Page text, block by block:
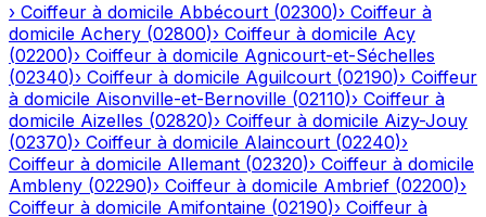
› Coiffeur à domicile Abbécourt (02300)› Coiffeur à
domicile Achery (02800)› Coiffeur à domicile Acy
(02200)› Coiffeur à domicile Agnicourt-et-Séchelles
(02340)› Coiffeur à domicile Aguilcourt (02190)› Coiffeur
à domicile Aisonville-et-Bernoville (02110)› Coiffeur à
domicile Aizelles (02820)› Coiffeur à domicile Aizy-Jouy
(02370)› Coiffeur à domicile Alaincourt (02240)›
Coiffeur à domicile Allemant (02320)› Coiffeur à domicile
Ambleny (02290)› Coiffeur à domicile Ambrief (02200)›
Coiffeur à domicile Amifontaine (02190)› Coiffeur à